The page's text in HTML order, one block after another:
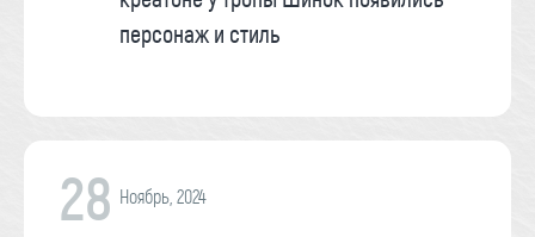
персонаж и стиль
28 Ноябрь, 2024